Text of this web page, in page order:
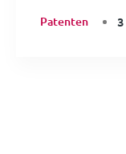
Patenten